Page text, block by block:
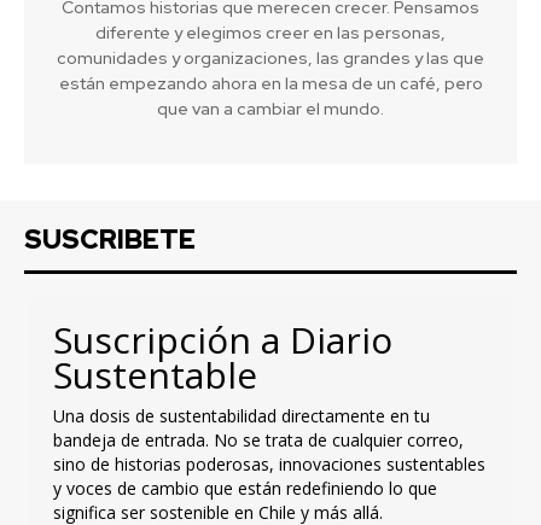
Contamos historias que merecen crecer. Pensamos
diferente y elegimos creer en las personas,
comunidades y organizaciones, las grandes y las que
están empezando ahora en la mesa de un café, pero
que van a cambiar el mundo.
SUSCRIBETE
Suscripción a Diario
Sustentable
Una dosis de sustentabilidad directamente en tu
bandeja de entrada. No se trata de cualquier correo,
sino de historias poderosas, innovaciones sustentables
y voces de cambio que están redefiniendo lo que
significa ser sostenible en Chile y más allá.